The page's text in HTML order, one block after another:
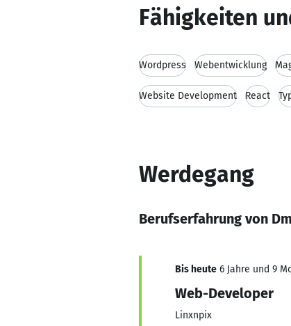
Fähigkeiten
Wordpress Webentwicklung
Website Development React
Werdegang
Berufserfahrung von
Bis heute 6 Jahre und 9
Web-Developer
Linxnpix